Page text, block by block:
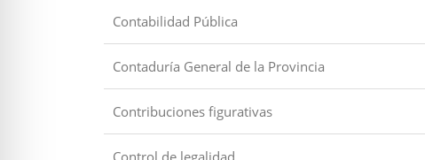
Contabilidad Pública
Contaduría General de la Provincia
Contribuciones figurativas